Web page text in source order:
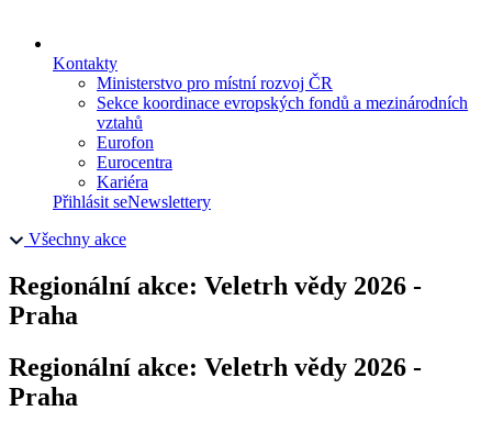
Kontakty
Ministerstvo pro místní rozvoj ČR
Sekce koordinace evropských fondů a mezinárodních
vztahů
Eurofon
Eurocentra
Kariéra
Přihlásit seNewslettery
Všechny akce
Regionální akce: Veletrh vědy 2026 -
Praha
Regionální akce: Veletrh vědy 2026 -
Praha